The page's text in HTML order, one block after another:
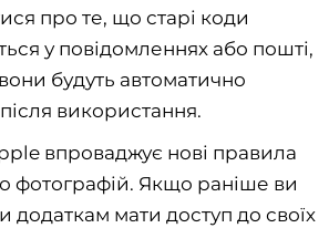
про те, що старі коди
у повідомленнях або пошті,
будуть автоматично
використання.
впроваджує нові правила
фотографій. Якщо раніше ви
додаткам мати доступ до своїх